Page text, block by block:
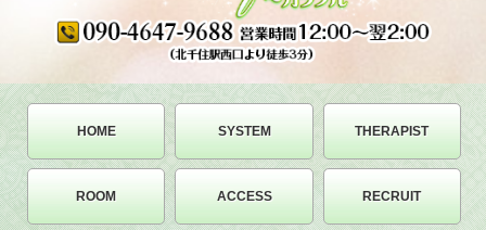
HOME SYSTEM THERAPIST
ROOM ACCESS RECRUIT